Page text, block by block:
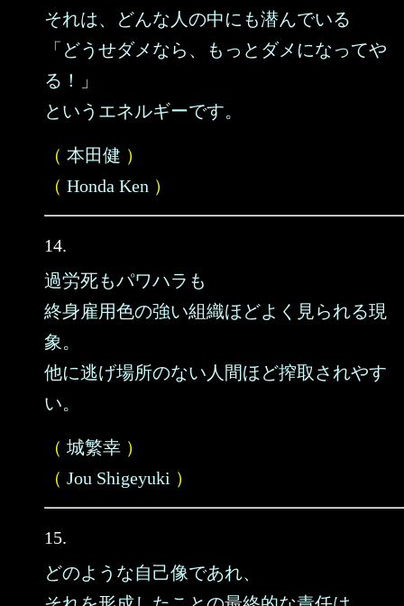
それは、どんな人の中にも潜んでいる
「どうせダメなら、もっとダメになってや
る！」
というエネルギーです。
（ 本田健 ）
（ Honda Ken ）
14.
過労死もパワハラも
終身雇用色の強い組織ほどよく見られる現
象。
他に逃げ場所のない人間ほど搾取されやす
い。
（ 城繁幸 ）
（ Jou Shigeyuki ）
15.
どのような自己像であれ、